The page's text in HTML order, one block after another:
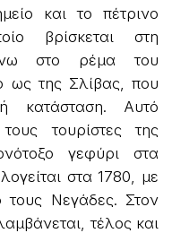
και το πέτρινο
βρίσκεται στη
στο ρέμα του
ως της Σλίβας, που
κατάσταση. Αυτό
τουρίστες της
γεφύρι στα
στα 1780, με
Νεγάδες. Στον
τέλος και